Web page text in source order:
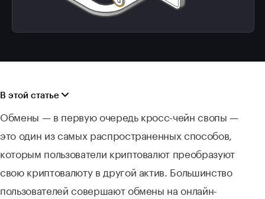
В этой статье
Обмены — в первую очередь кросс-чейн свопы —
это один из самых распространенных способов,
которым пользователи криптовалют преобразуют
свою криптовалюту в другой актив. Большинство
пользователей совершают обмены на онлайн-